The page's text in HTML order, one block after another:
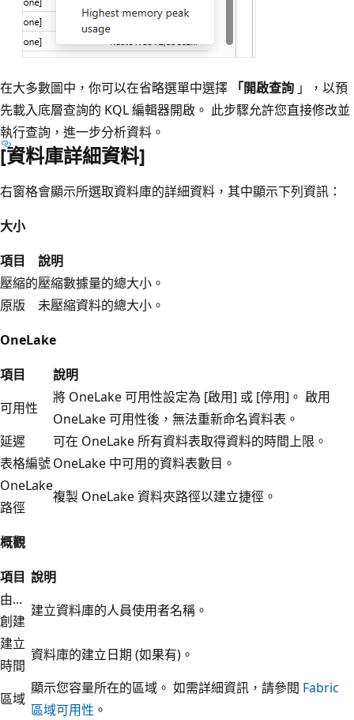
在大多數圖中，你可以在省略選單中選擇 「開啟查詢 」，以預
先載入底層查詢的 KQL 編輯器開啟。 此步驟允許您直接修改並
執行查詢，進一步分析資料。
[資料庫詳細資料]
右窗格會顯示所選取資料庫的詳細資料，其中顯示下列資訊：
大小
項目
說明
壓縮的壓縮數據量的總大小。
原版
未壓縮資料的總大小。
OneLake
項目
說明
可用性
將 OneLake 可用性設定為 [啟用] 或 [停用] 。 啟用
OneLake 可用性後，無法重新命名資料表。
延遲
可在 OneLake 所有資料表取得資料的時間上限。
表格編號OneLake 中可用的資料表數目。
OneLake
路徑
複製 OneLake 資料夾路徑以建立捷徑。
概觀
項目 說明
由...
創建
建立資料庫的人員使用者名稱。
建立
時間
資料庫的建立日期 (如果有)。
區域
顯示您容量所在的區域。 如需詳細資訊，請參閱 Fabric
區域可用性 。